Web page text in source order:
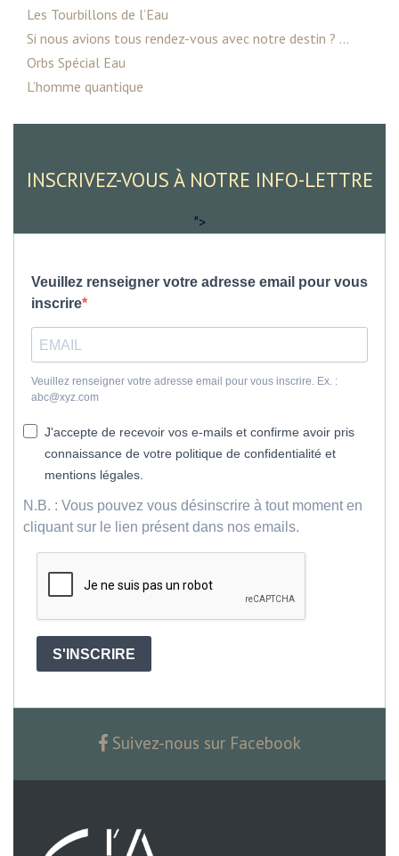
Les Tourbillons de l’Eau
Si nous avions tous rendez-vous avec notre destin ? ...
Orbs Spécial Eau
L’homme quantique
INSCRIVEZ-VOUS À NOTRE INFO-LETTRE
">
Veuillez renseigner votre adresse email pour vous
inscrire
Veuillez renseigner votre adresse email pour vous inscrire. Ex. :
abc@xyz.com
J'accepte de recevoir vos e-mails et confirme avoir pris
connaissance de votre politique de confidentialité et
mentions légales.
N.B. : Vous pouvez vous désinscrire à tout moment en
cliquant sur le lien présent dans nos emails.
S'INSCRIRE
Suivez-nous sur Facebook